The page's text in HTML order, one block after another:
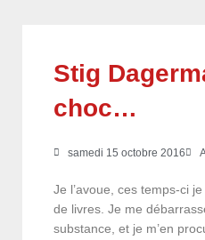
Stig
choc…
samedi 15 octobre 2016
Je l’avoue, ces temps-ci
de livres. Je me
substance, et je m’en